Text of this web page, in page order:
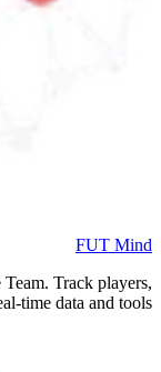
FUT Mind
Track players,
time data and tools.